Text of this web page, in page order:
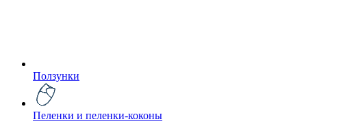
Ползунки
Пеленки и пеленки-коконы